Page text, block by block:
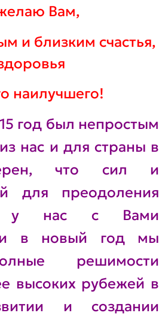
Вам,
и близким счастья,
наилучшего!
год был непростым
нас и для страны в
что сил и
для преодоления
у нас с Вами
и в новый год мы
решимости
высоких рубежей в
и создании